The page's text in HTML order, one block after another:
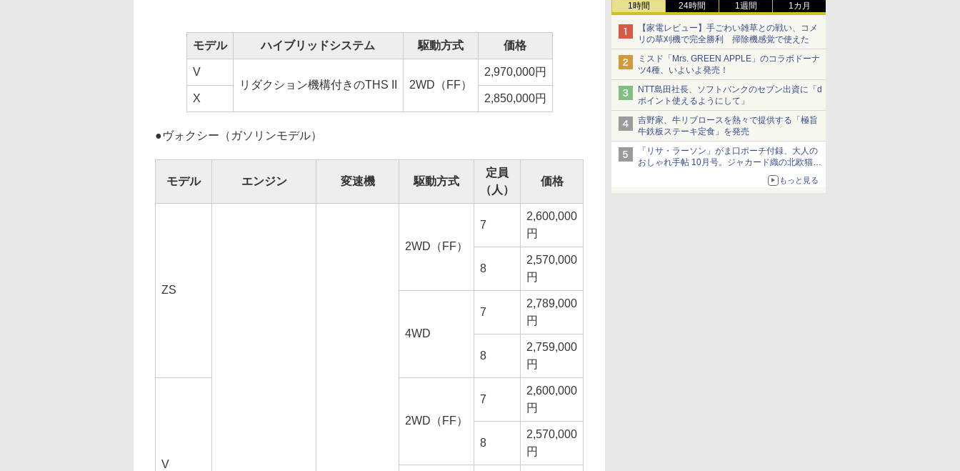
1時間 24時間 1週間 1カ月
【家電レビュー】手ごわい雑草との戦い、コメ
リの草刈機で完全勝利 掃除機感覚で使えた
ミスド「Mrs. GREEN APPLE」のコラボドーナ
ツ4種、いよいよ発売！
NTT島田社長、ソフトバンクのセブン出資に「d
ポイント使えるようにして」
吉野家、牛リブロースを熱々で提供する「極旨
牛鉄板ステーキ定食」を発売
「リサ・ラーソン」がま口ポーチ付録、大人の
おしゃれ手帖 10月号。ジャカード織の北欧猫デ
もっと見る
モデル ハイブリッドシステム 駆動方式 価格
V
リダクション機構付きのTHS II
2WD（FF）
2,970,000円
X 2,850,000円
●ヴォクシー（ガソリンモデル）
モデル エンジン 変速機 駆動方式
定員
（人）
価格
ZS
2WD（FF）
7
2,600,000
円
8
2,570,000
円
4WD
7
2,789,000
円
8
2,759,000
円
V
2WD（FF）
7
2,600,000
円
8
2,570,000
円